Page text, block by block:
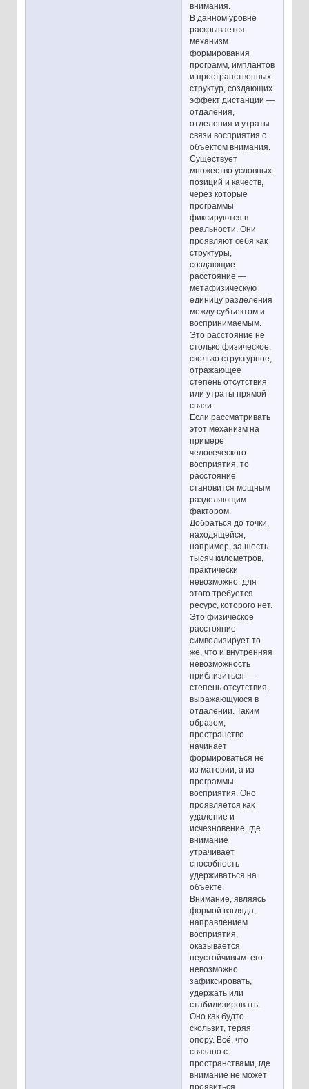
внимания.
В данном уровне
раскрывается
механизм
формирования
программ, имплантов
и пространственных
структур, создающих
эффект дистанции —
отдаления,
отделения и утраты
связи восприятия с
объектом внимания.
Существует
множество условных
позиций и качеств,
через которые
программы
фиксируются в
реальности. Они
проявляют себя как
структуры,
создающие
расстояние —
метафизическую
единицу разделения
между субъектом и
воспринимаемым.
Это расстояние не
столько физическое,
сколько структурное,
отражающее
степень отсутствия
или утраты прямой
связи.
Если рассматривать
этот механизм на
примере
человеческого
восприятия, то
расстояние
становится мощным
разделяющим
фактором.
Добраться до точки,
находящейся,
например, за шесть
тысяч километров,
практически
невозможно: для
этого требуется
ресурс, которого нет.
Это физическое
расстояние
символизирует то
же, что и внутренняя
невозможность
приблизиться —
степень отсутствия,
выражающуюся в
отдалении. Таким
образом,
пространство
начинает
формироваться не
из материи, а из
программы
восприятия. Оно
проявляется как
удаление и
исчезновение, где
внимание
утрачивает
способность
удерживаться на
объекте.
Внимание, являясь
формой взгляда,
направлением
восприятия,
оказывается
неустойчивым: его
невозможно
зафиксировать,
удержать или
стабилизировать.
Оно как будто
скользит, теряя
опору. Всё, что
связано с
пространствами, где
внимание не может
проявиться,